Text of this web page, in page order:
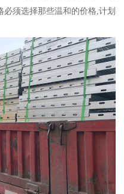
须选择那些温和的价格,计划